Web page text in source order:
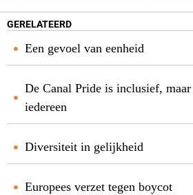
GERELATEERD
Een gevoel van eenheid
De Canal Pride is inclusief,
iedereen
Diversiteit in gelijkheid
Europees verzet tegen boycot